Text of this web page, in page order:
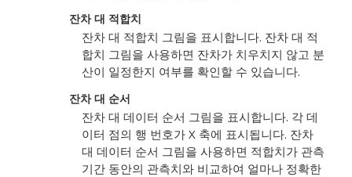
잔차 대 적합치
잔차 대 적합치 그림을 표시합니다. 잔차 대 적
합치 그림을 사용하면 잔차가 치우치지 않고 분
산이 일정한지 여부를 확인할 수 있습니다.
잔차 대 순서
잔차 대 데이터 순서 그림을 표시합니다. 각 데
이터 점의 행 번호가 X 축에 표시됩니다. 잔차
대 데이터 순서 그림을 사용하면 적합치가 관측
기간 동안의 관측치와 비교하여 얼마나 정확한